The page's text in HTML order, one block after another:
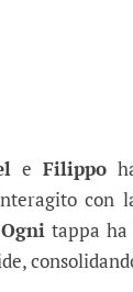
eFilippo
con
Ogni tappa ha